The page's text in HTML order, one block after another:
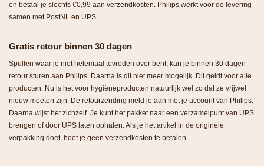
en betaal je slechts €0,99 aan verzendkosten. Philips werkt voor de levering
samen met PostNL en UPS.
Gratis retour binnen 30 dagen
Spullen waar je niet helemaal tevreden over bent, kan je binnen 30 dagen
retour sturen aan Philips. Daarna is dit niet meer mogelijk. Dit geldt voor alle
producten. Nu is het voor hygiëneproducten natuurlijk wel zo dat ze vrijwel
nieuw moeten zijn. De retourzending meld je aan met je account van Philips.
Daarna wijst het zichzelf. Je kunt het pakket naar een verzamelpunt van UPS
brengen of door UPS laten ophalen. Als je het artikel in de originele
verpakking doet, hoef je geen verzendkosten te betalen.